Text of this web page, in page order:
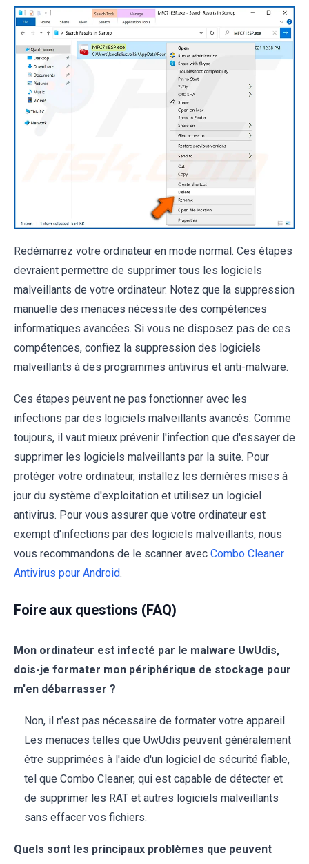
Redémarrez votre ordinateur en mode normal. Ces étapes
devraient permettre de supprimer tous les logiciels
malveillants de votre ordinateur. Notez que la suppression
manuelle des menaces nécessite des compétences
informatiques avancées. Si vous ne disposez pas de ces
compétences, confiez la suppression des logiciels
malveillants à des programmes antivirus et anti-malware.
Ces étapes peuvent ne pas fonctionner avec les
infections par des logiciels malveillants avancés. Comme
toujours, il vaut mieux prévenir l'infection que d'essayer de
supprimer les logiciels malveillants par la suite. Pour
protéger votre ordinateur, installez les dernières mises à
jour du système d'exploitation et utilisez un logiciel
antivirus. Pour vous assurer que votre ordinateur est
exempt d'infections par des logiciels malveillants, nous
vous recommandons de le scanner avec Combo Cleaner
Antivirus pour Android.
Foire aux questions (FAQ)
Mon ordinateur est infecté par le malware UwUdis,
dois-je formater mon périphérique de stockage pour
m'en débarrasser ?
Non, il n'est pas nécessaire de formater votre appareil.
Les menaces telles que UwUdis peuvent généralement
être supprimées à l'aide d'un logiciel de sécurité fiable,
tel que Combo Cleaner, qui est capable de détecter et
de supprimer les RAT et autres logiciels malveillants
sans effacer vos fichiers.
Quels sont les principaux problèmes que peuvent